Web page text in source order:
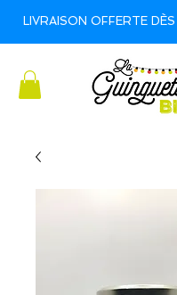
LIVRAISON OFFERTE